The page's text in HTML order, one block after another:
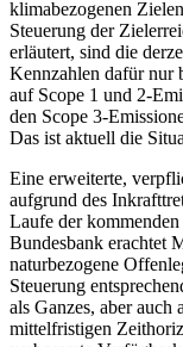
klimabezogenen
Steuerung der
erläutert, sind die
Kennzahlen dafür nur
auf Scope 1 und 2-
den Scope 3-
Das ist aktuell die
Eine erweiterte,
aufgrund des
Laufe der
Bundesbank erachtet
naturbezogene
Steuerung
als Ganzes, aber
mittelfristigen